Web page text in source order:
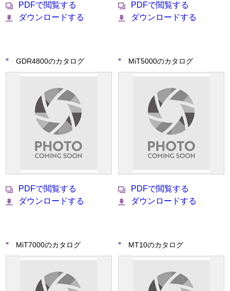
PDFで閲覧する
ダウンロードする
PDFで閲覧する
ダウンロードする
GDR4800のカタログ
PDFで閲覧する
ダウンロードする
MiT5000のカタログ
PDFで閲覧する
ダウンロードする
MiT7000のカタログ MT10のカタログ